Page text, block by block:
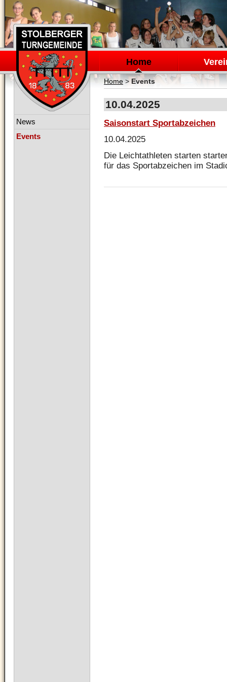
Navigation
überspringen
Home
Home> Events
10.04.2025
Saisonstart Sportabzeichen
10.04.2025
Die Leichtathleten starten
für das Sportabzeichen im
Navigation
News
Events